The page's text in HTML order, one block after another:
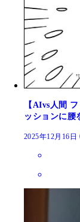
【AIvs人間
ッションに腰
2025年12月16日